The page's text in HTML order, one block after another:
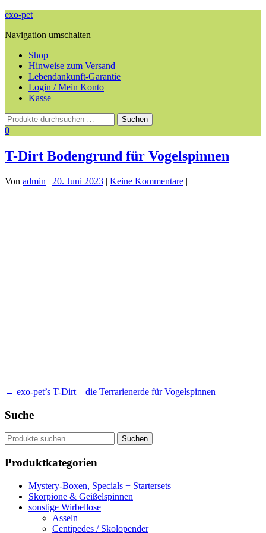
exo-pet
Navigation umschalten
Shop
Hinweise zum Versand
Lebendankunft-Garantie
Login / Mein Konto
Kasse
0
T-Dirt Bodengrund für Vogelspinnen
Von admin | 20. Juni 2023 | Keine Kommentare |
Beitragsnavigation
← exo-pet’s T-Dirt – die Terrarienerde für Vogelspinnen
Suche
Suchen
nach:
Suchen
Produktkategorien
Mystery-Boxen, Specials + Startersets
Skorpione & Geißelspinnen
sonstige Wirbellose
Asseln
Centipedes / Skolopender